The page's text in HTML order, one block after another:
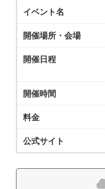
イベント名
開催場所・会場
開催日程
開催時間
料金
公式サイト